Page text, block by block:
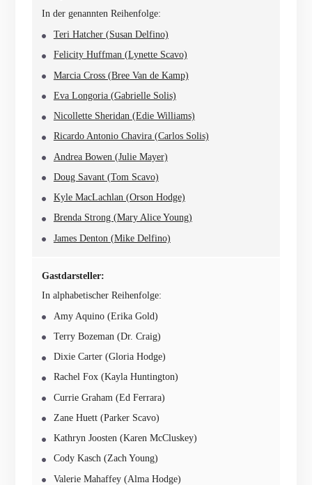
In der genannten Reihenfolge:
Teri Hatcher (Susan Delfino)
Felicity Huffman (Lynette Scavo)
Marcia Cross (Bree Van de Kamp)
Eva Longoria (Gabrielle Solis)
Nicollette Sheridan (Edie Williams)
Ricardo Antonio Chavira (Carlos Solis)
Andrea Bowen (Julie Mayer)
Doug Savant (Tom Scavo)
Kyle MacLachlan (Orson Hodge)
Brenda Strong (Mary Alice Young)
James Denton (Mike Delfino)
Gastdarsteller:
In alphabetischer Reihenfolge:
Amy Aquino (Erika Gold)
Terry Bozeman (Dr. Craig)
Dixie Carter (Gloria Hodge)
Rachel Fox (Kayla Huntington)
Currie Graham (Ed Ferrara)
Zane Huett (Parker Scavo)
Kathryn Joosten (Karen McCluskey)
Cody Kasch (Zach Young)
Valerie Mahaffey (Alma Hodge)